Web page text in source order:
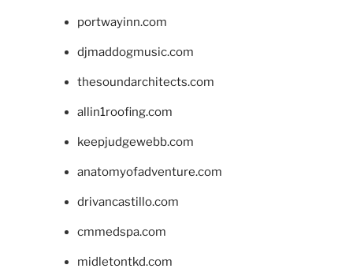
portwayinn.com
djmaddogmusic.com
thesoundarchitects.com
allin1roofing.com
keepjudgewebb.com
anatomyofadventure.com
drivancastillo.com
cmmedspa.com
midletontkd.com